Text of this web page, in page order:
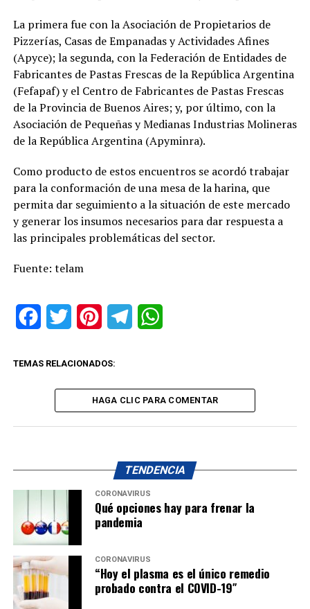
La primera fue con la Asociación de Propietarios de
Pizzerías, Casas de Empanadas y Actividades Afines
(Apyce); la segunda, con la Federación de Entidades de
Fabricantes de Pastas Frescas de la República Argentina
(Fefapaf) y el Centro de Fabricantes de Pastas Frescas
de la Provincia de Buenos Aires; y, por último, con la
Asociación de Pequeñas y Medianas Industrias Molineras
de la República Argentina (Apyminra).
Como producto de estos encuentros se acordó trabajar
para la conformación de una mesa de la harina, que
permita dar seguimiento a la situación de este mercado
y generar los insumos necesarios para dar respuesta a
las principales problemáticas del sector.
Fuente: telam
FacebookTwitter PinterestTelegram
TEMAS RELACIONADOS:
HAGA CLIC PARA COMENTAR
TENDENCIA
CORONAVIRUS
Qué opciones hay para frenar la
pandemia
CORONAVIRUS
“Hoy el plasma es el único remedio
probado contra el COVID-19″